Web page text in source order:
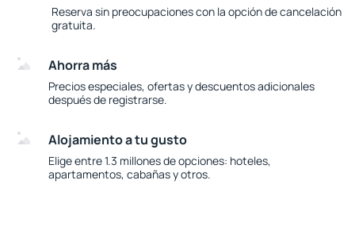
Reserva sin preocupaciones con la opción de cancelación
gratuita.
Ahorra más
Precios especiales, ofertas y descuentos adicionales
después de registrarse.
Alojamiento a tu gusto
Elige entre 1.3 millones de opciones: hoteles,
apartamentos, cabañas y otros.